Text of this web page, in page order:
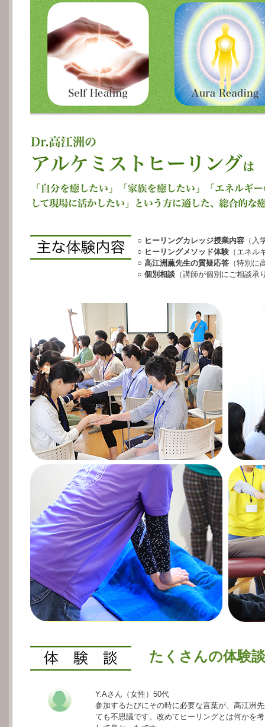
○ ヒーリングカレッジ授業内容 （
○ ヒーリングメソッド体験 （エネ
○ 高江洲薫先生の質疑応答 （特別
○ 個別相談 （講師が個別にご相談
たくさんの体験
Y.Aさん（女性）50代
参加するたびにその時に必要な言葉が、高江洲
ても不思議です。改めてヒーリングとは何かを